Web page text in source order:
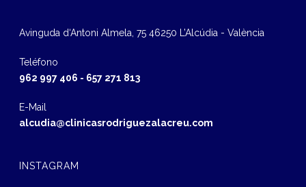
Avinguda d‘Antoni Almela, 75 46250 L’Alcúdia - València
Teléfono
962 997 406 - 657 271 813
E-Mail
alcudia@clinicasrodriguezalacreu.com
INSTAGRAM